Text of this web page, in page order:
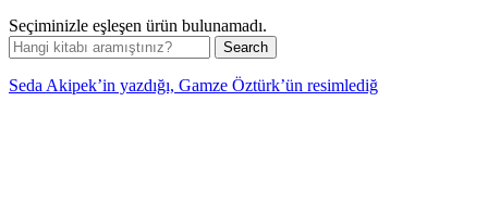
Seçiminizle eşleşen ürün bulunamadı.
Search
Seda Akipek’in yazdığı, Gamze Öztürk’ün resimlediğ